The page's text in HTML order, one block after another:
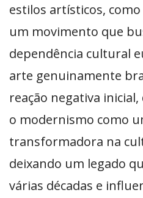
estilos artísticos,
um movimento que
dependência cultural
arte genuinamente
reação negativa
o modernismo como
transformadora na
deixando um legado
várias décadas e